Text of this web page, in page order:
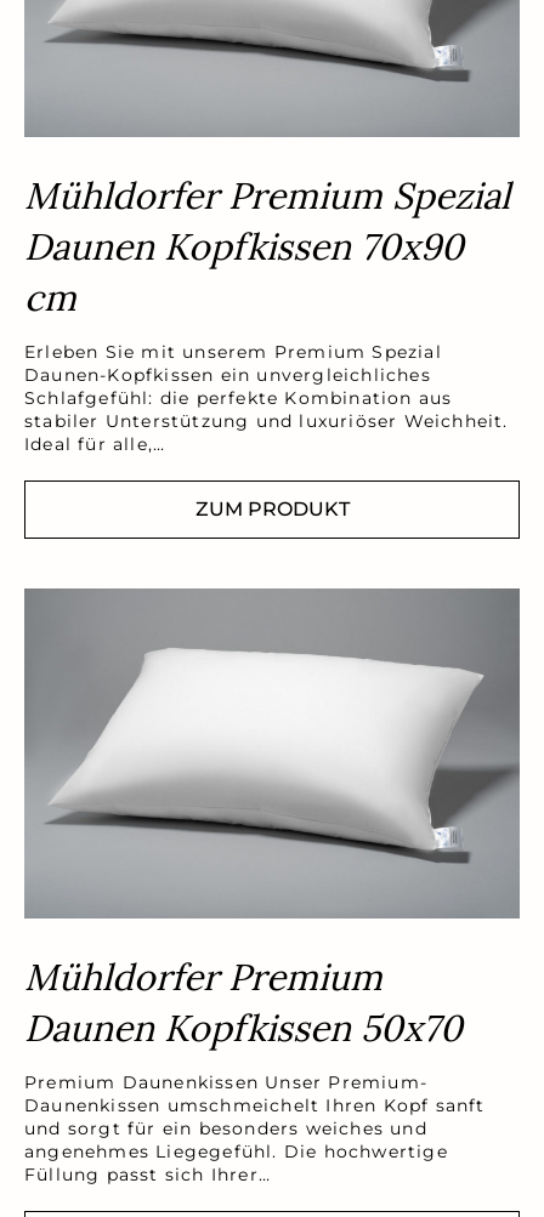
Mühldorfer Premium Spezial
Daunen Kopfkissen 70x90
cm
Erleben Sie mit unserem Premium Spezial
Daunen-Kopfkissen ein unvergleichliches
Schlafgefühl: die perfekte Kombination aus
stabiler Unterstützung und luxuriöser Weichheit.
Ideal für alle,…
ZUM PRODUKT
Mühldorfer Premium
Daunen Kopfkissen 50x70
Premium Daunenkissen Unser Premium-
Daunenkissen umschmeichelt Ihren Kopf sanft
und sorgt für ein besonders weiches und
angenehmes Liegegefühl. Die hochwertige
Füllung passt sich Ihrer…